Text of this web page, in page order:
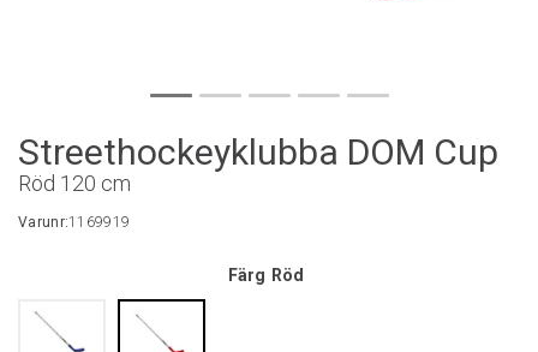
Streethockeyklubba DOM Cup
Röd 120 cm
Varunr:1169919
Färg Röd